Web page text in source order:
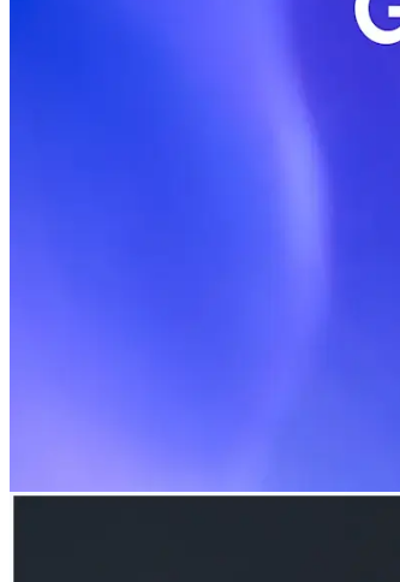
Playground/Studio/
IDE 外掛（VS Code、
「Codex」推測），建議的